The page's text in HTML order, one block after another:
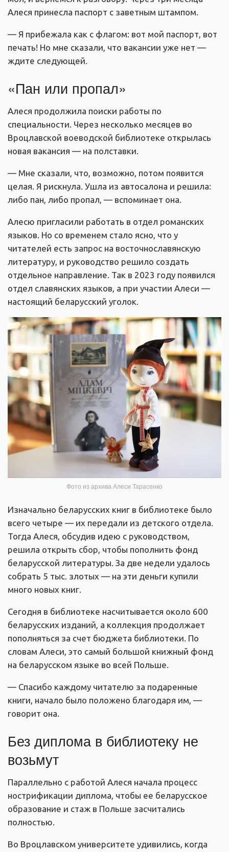
Алеся принесла паспорт с заветным штампом.
— Я прибежала как с флагом: вот мой паспорт, вот
печать! Но мне сказали, что вакансии уже нет —
ждите следующей.
«Пан или пропал»
Алеся продолжила поиски работы по
специальности. Через несколько месяцев во
Вроцлавской воеводской библиотеке открылась
новая вакансия — на полставки.
— Мне сказали, что, возможно, потом появится
целая. Я рискнула. Ушла из автосалона и решила:
либо пан, либо пропал, — вспоминает она.
Алесю пригласили работать в отдел романских
языков. Но со временем стало ясно, что у
читателей есть запрос на восточнославянскую
литературу, и руководство решило создать
отдельное направление. Так в 2023 году появился
отдел славянских языков, а при участии Алеси —
настоящий беларусский уголок.
Фото из архива Алеси Тарасенко
Изначально беларусских книг в библиотеке было
всего четыре — их передали из детского отдела.
Тогда Алеся, обсудив идею с руководством,
решила открыть сбор, чтобы пополнить фонд
беларусской литературы. За две недели удалось
собрать 5 тыс. злотых — на эти деньги купили
много новых книг.
Сегодня в библиотеке насчитывается около 600
беларусских изданий, а коллекция продолжает
пополняться за счет бюджета библиотеки. По
словам Алеси, это самый большой книжный фонд
на беларусском языке во всей Польше.
— Спасибо каждому читателю за подаренные
книги, начало было положено благодаря им, —
говорит она.
Без диплома в библиотеку не
возьмут
Параллельно с работой Алеся начала процесс
нострификации диплома, чтобы ее беларусское
образование и стаж в Польше засчитались
полностью.
Во Вроцлавском университете удивились, когда